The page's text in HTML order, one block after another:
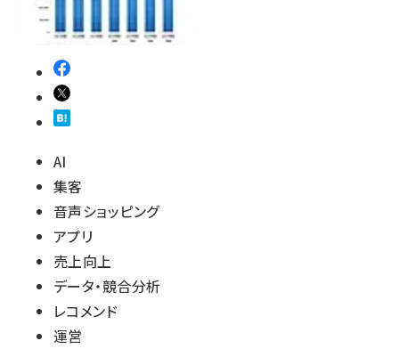
AI
集客
音声ショッピング
アプリ
売上向上
データ・競合分析
レコメンド
運営